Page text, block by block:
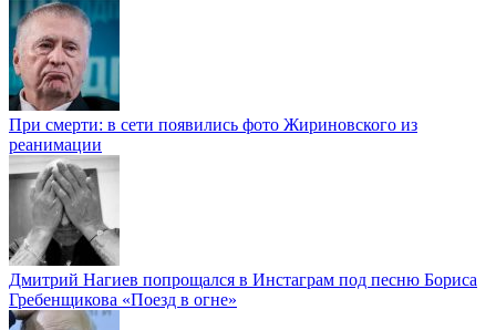
При смерти: в сети появились фото Жириновского из
реанимации
Дмитрий Нагиев попрощался в Инстаграм под песню Бориса
Гребенщикова «Поезд в огне»